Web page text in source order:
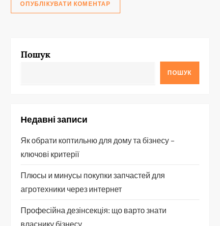
Пошук
ПОШУК
Недавні записи
Як обрати коптильню для дому та бізнесу –
ключові критерії
Плюсы и минусы покупки запчастей для
агротехники через интернет
Професійна дезінсекція: що варто знати
власнику бізнесу